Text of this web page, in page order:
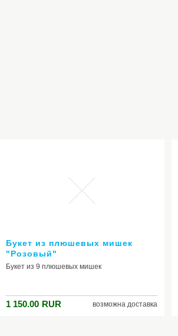
Букет из плюшевых мишек
"Розовый"
Букет из 9 плюшевых мишек
1 150.00 RUR возможна доставка